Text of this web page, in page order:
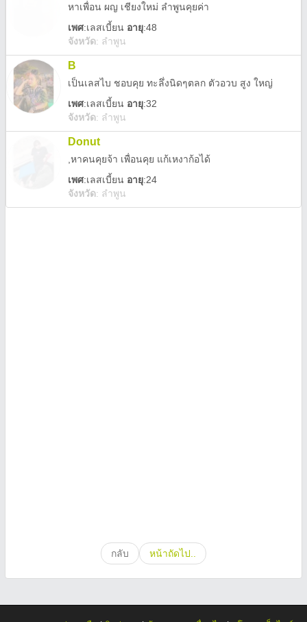
หาเพื่อน ผญ เชียงใหม่ ลำพูนคุยค่า
เพศ:เลสเบี้ยน อายุ:48
จังหวัด: ลำพูน
B
เป็นเลสไบ ชอบคุย ทะลึ่งนิดๆตลก ตัวอวบ สูง ใหญ่
เพศ:เลสเบี้ยน อายุ:32
จังหวัด: ลำพูน
Donut
,หาคนคุยจ้า เพื่อนคุย แก้เหงาก้อได้
เพศ:เลสเบี้ยน อายุ:24
จังหวัด: ลำพูน
กลับ หน้าถัดไป..